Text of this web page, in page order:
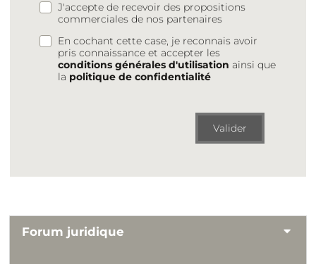
J'accepte de recevoir des propositions
commerciales de nos partenaires
En cochant cette case, je reconnais avoir
pris connaissance et accepter les
conditions générales d'utilisation ainsi que
la politique de confidentialité
Valider
Forum juridique